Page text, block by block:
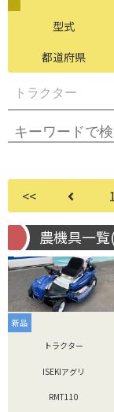
型式
都道府県
<< 1
農機具一
新品
トラクター
ISEKIアグリ
RMT110